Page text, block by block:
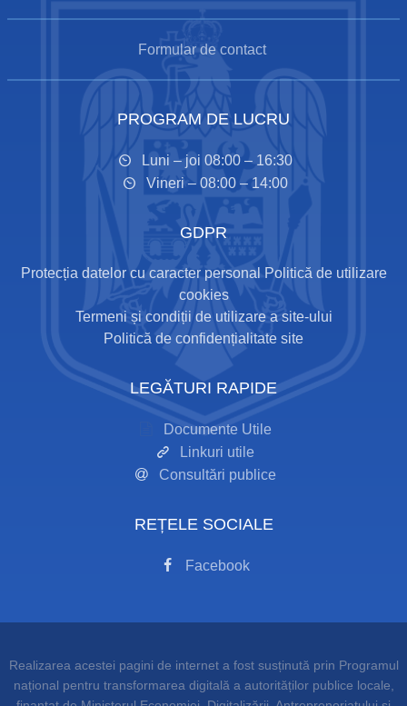
Formular de contact
PROGRAM DE LUCRU
Luni – joi 08:00 – 16:30
Vineri – 08:00 – 14:00
GDPR
Protecția datelor cu caracter personal
Politică de utilizare
cookies
Termeni și condiții de utilizare a site-ului
Politică de confidențialitate site
LEGĂTURI RAPIDE
Documente Utile
Linkuri utile
Consultări publice
REȚELE SOCIALE
Facebook
Realizarea acestei pagini de internet a fost susținută prin Programul
național pentru transformarea digitală a autorităților publice locale,